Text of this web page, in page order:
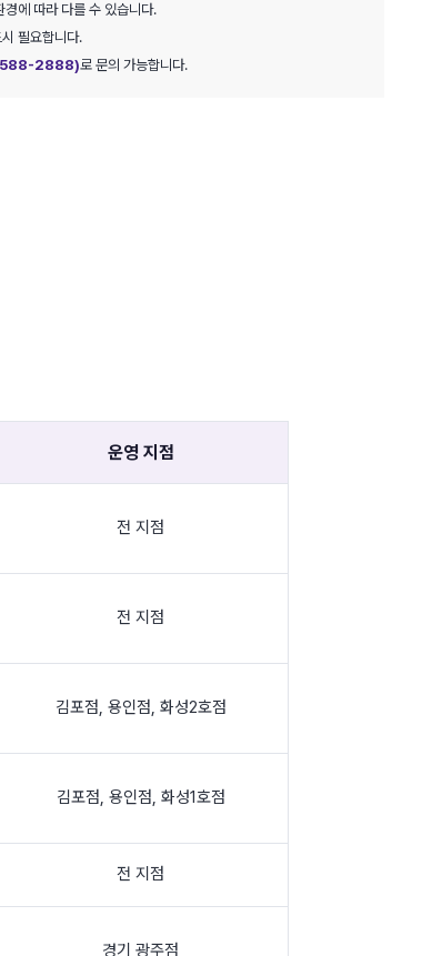
에 따라 다를 수 있습니다.
필요합니다.
2888)로 문의 가능합니다.
운영 지점
전 지점
전 지점
김포점, 용인점, 화성2호점
김포점, 용인점, 화성1호점
전 지점
경기 광주점